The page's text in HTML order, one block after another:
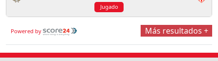
Jugado
Powered by Más resultados +